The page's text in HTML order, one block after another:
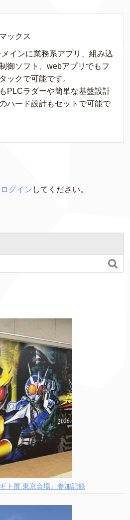
ックス
インに業務系アプリ、組み込
御ソフト、webアプリでもフ
ックで可能です。
PLCラダーや簡単な基盤設計
ハード設計もセットで可能で
ログイン してください。

ト展 東京会場』参加記録